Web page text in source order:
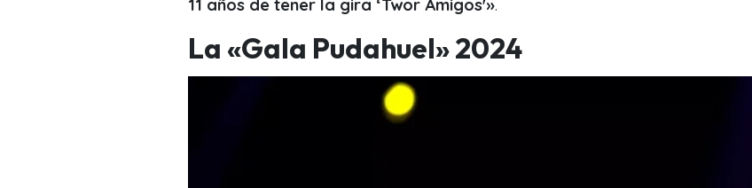
11 años de tener la gira ‘Twor Amigos'».
La «Gala Pudahuel» 2024